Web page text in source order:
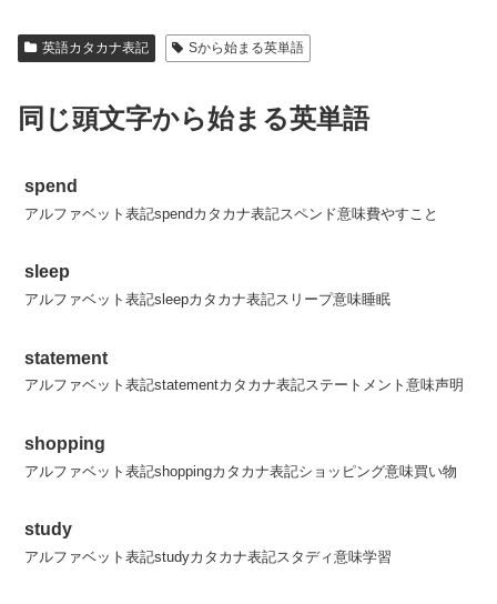
英語カタカナ表記 Sから始まる英単語
同じ頭文字から始まる英単語
spend
アルファベット表記spendカタカナ表記スペンド意味費やすこと
sleep
アルファベット表記sleepカタカナ表記スリープ意味睡眠
statement
アルファベット表記statementカタカナ表記ステートメント意味声明
shopping
アルファベット表記shoppingカタカナ表記ショッピング意味買い物
study
アルファベット表記studyカタカナ表記スタディ意味学習